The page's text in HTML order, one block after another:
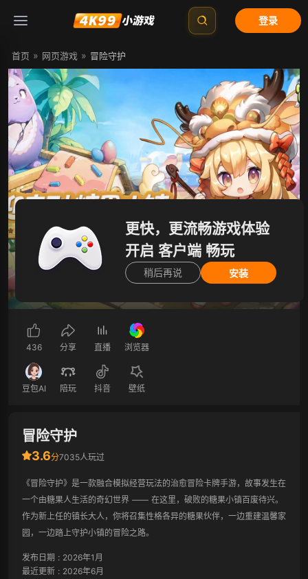
登录
首页 » 网页游戏 » 冒险守护
更快，更流畅游戏体验
开启 客户端 畅玩
稍后再说 安装
开始游戏
436 分享 直播 浏览器
豆包AI 陪玩 抖音 壁纸
冒险守护
3.6分7035人玩过
《冒险守护》是一款融合模拟经营玩法的治愈冒险卡牌手游，故事发生在
一个由糖果人生活的奇幻世界 —— 在这里，破败的糖果小镇百废待兴。
作为新上任的镇长大人，你将召集性格各异的糖果伙伴，一边重建温馨家
园，一边踏上守护小镇的冒险之路。
发布日期 : 2026年1月
最近更新 : 2026年6月